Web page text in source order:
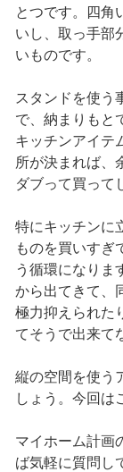
とつです。四角
いし、取っ手部
いものです。
スタンドを使う
で、納まりもと
キッチンアイテ
所が決まれば、
ダブって買って
特にキッチンに
ものを買いすぎ
う循環になりま
から出てきて、
極力抑えられた
てそうで出来て
縦の空間を使う
しょう。今回は
マイホーム計画
ば気軽に質問し